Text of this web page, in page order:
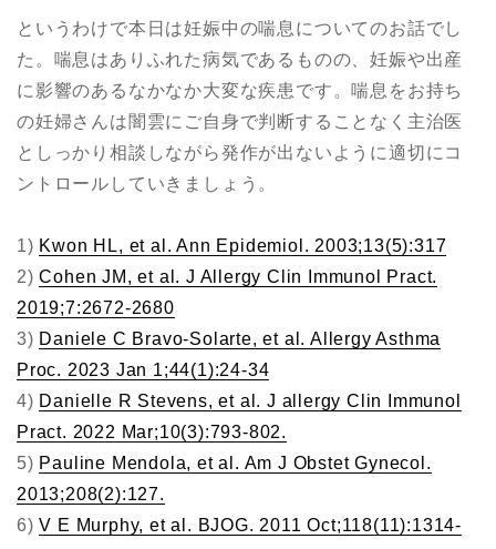
というわけで本日は妊娠中の喘息についてのお話でし
た。喘息はありふれた病気であるものの、妊娠や出産
に影響のあるなかなか大変な疾患です。喘息をお持ち
の妊婦さんは闇雲にご自身で判断することなく主治医
としっかり相談しながら発作が出ないように適切にコ
ントロールしていきましょう。
1) Kwon HL, et al. Ann Epidemiol. 2003;13(5):317
2)Cohen JM, et al. J Allergy Clin Immunol Pract.
2019;7:2672-2680
3) Daniele C Bravo-Solarte, et al. Allergy Asthma
Proc. 2023 Jan 1;44(1):24-34
4) Danielle R Stevens, et al. J allergy Clin Immunol
Pract. 2022 Mar;10(3):793-802.
5) Pauline Mendola, et al. Am J Obstet Gynecol.
2013;208(2):127.
6)V E Murphy, et al. BJOG. 2011 Oct;118(11):1314-